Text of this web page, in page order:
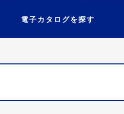
電子カタログを探す